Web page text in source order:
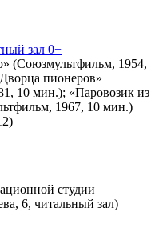
зал 0+
(Союзмультфильм, 1954,
пионеров»
10 мин.); «Паровозик из
1967, 10 мин.)
студии
6, читальный зал)